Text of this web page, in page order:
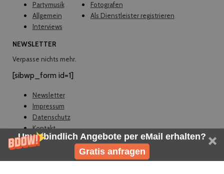
Unverbindlich Angebote per eMail erhalten?
Gratis anfragen
Partymusik
Allgemein
Interviews
Fotografen
Als Dienstleister registrieren
NEWSLETTER
Verpasse nichts mehr.
[sibwp_form id=1]
© EVELY 2026
Newsletter
Impressum
Datenschutz
Kontakt